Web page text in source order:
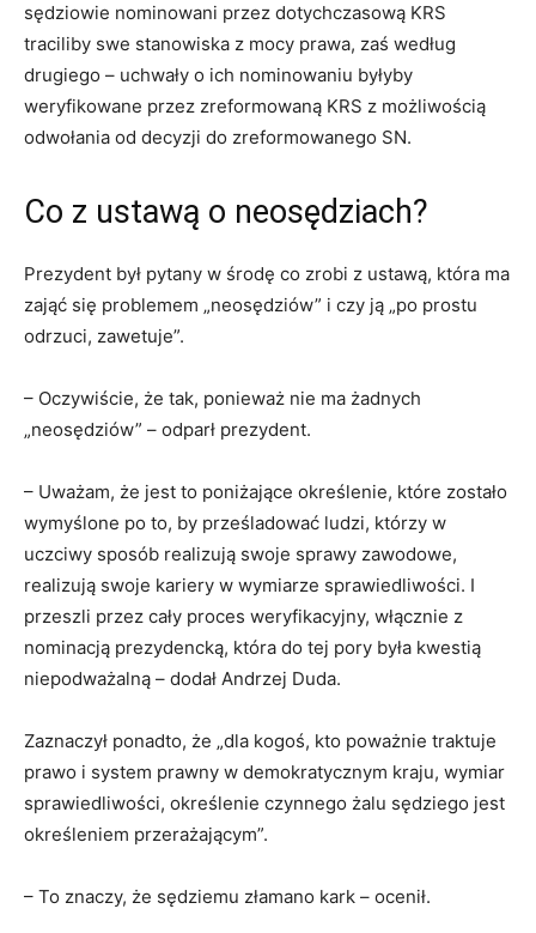
sędziowie nominowani przez dotychczasową KRS
traciliby swe stanowiska z mocy prawa, zaś według
drugiego – uchwały o ich nominowaniu byłyby
weryfikowane przez zreformowaną KRS z możliwością
odwołania od decyzji do zreformowanego SN.
Co z ustawą o neosędziach?
Prezydent był pytany w środę co zrobi z ustawą, która ma
zająć się problemem „neosędziów” i czy ją „po prostu
odrzuci, zawetuje”.
– Oczywiście, że tak, ponieważ nie ma żadnych
„neosędziów” – odparł prezydent.
– Uważam, że jest to poniżające określenie, które zostało
wymyślone po to, by prześladować ludzi, którzy w
uczciwy sposób realizują swoje sprawy zawodowe,
realizują swoje kariery w wymiarze sprawiedliwości. I
przeszli przez cały proces weryfikacyjny, włącznie z
nominacją prezydencką, która do tej pory była kwestią
niepodważalną – dodał Andrzej Duda.
Zaznaczył ponadto, że „dla kogoś, kto poważnie traktuje
prawo i system prawny w demokratycznym kraju, wymiar
sprawiedliwości, określenie czynnego żalu sędziego jest
określeniem przerażającym”.
– To znaczy, że sędziemu złamano kark – ocenił.